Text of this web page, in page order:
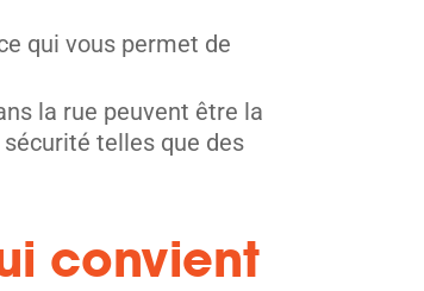
qui vous permet de
la rue peuvent être la
telles que des
convient